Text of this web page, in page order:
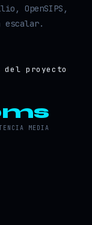
OpenSIPS,
escalar.
del proyecto
MEDIA